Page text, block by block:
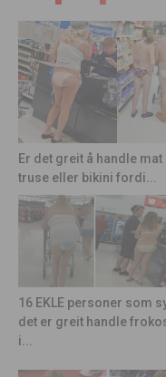
Er det greit å handle mat
truse eller bikini fordi...
16 EKLE personer som
det er greit handle
i...